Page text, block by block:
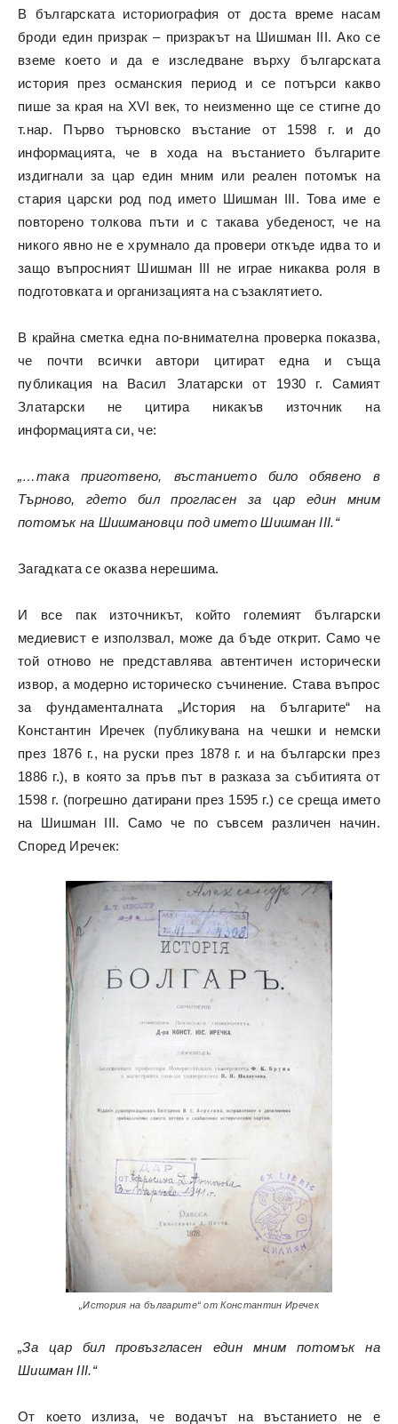
В българската историография от доста време насам
броди един призрак – призракът на Шишман III. Ако се
вземе което и да е изследване върху българската
история през османския период и се потърси какво
пише за края на XVI век, то неизменно ще се стигне до
т.нар. Първо търновско въстание от 1598 г. и до
информацията, че в хода на въстанието българите
издигнали за цар един мним или реален потомък на
стария царски род под името Шишман III. Това име е
повторено толкова пъти и с такава убеденост, че на
никого явно не е хрумнало да провери откъде идва то и
защо въпросният Шишман III не играе никаква роля в
подготовката и организацията на съзаклятието.
В крайна сметка една по-внимателна проверка показва,
че почти всички автори цитират една и съща
публикация на Васил Златарски от 1930 г. Самият
Златарски не цитира никакъв източник на
информацията си, че:
„…така приготвено, въстанието било обявено в
Търново, гдето бил прогласен за цар един мним
потомък на Шишмановци под името Шишман III.“
Загадката се оказва нерешима.
И все пак източникът, който големият български
медиевист е използвал, може да бъде открит. Само че
той отново не представлява автентичен исторически
извор, а модерно историческо съчинение. Става въпрос
за фундаменталната „История на българите“ на
Константин Иречек (публикувана на чешки и немски
през 1876 г., на руски през 1878 г. и на български през
1886 г.), в която за пръв път в разказа за събитията от
1598 г. (погрешно датирани през 1595 г.) се среща името
на Шишман III. Само че по съвсем различен начин.
Според Иречек:
„История на българите“ от Константин Иречек
„За цар бил провъзгласен един мним потомък на
Шишман III.“
От което излиза, че водачът на въстанието не е